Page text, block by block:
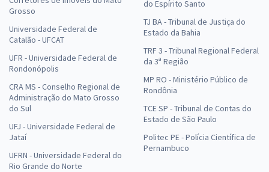
Grosso
Universidade Federal de
Catalão - UFCAT
UFR - Universidade Federal de
Rondonópolis
CRA MS - Conselho Regional de
Administração do Mato Grosso
do Sul
UFJ - Universidade Federal de
Jataí
UFRN - Universidade Federal do
Rio Grande do Norte
do Espírito Santo
TJ BA - Tribunal de Justiça do
Estado da Bahia
TRF 3 - Tribunal Regional Federal
da 3ª Região
MP RO - Ministério Público de
Rondônia
TCE SP - Tribunal de Contas do
Estado de São Paulo
Politec PE - Polícia Científica de
Pernambuco